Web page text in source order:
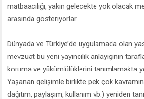
matbaacılığı, yakın gelecekte yok olacak
arasında gösteriyorlar.
Dünyada ve Türkiye’de uygulamada olan
mevzuat bu yeni yayıncılık anlayışının
koruma ve yükümlülüklerini tanımlamakta
Yaşanan gelişimle birlikte pek çok kavramın
dağıtım, paylaşım, kullanım vb.) yeniden